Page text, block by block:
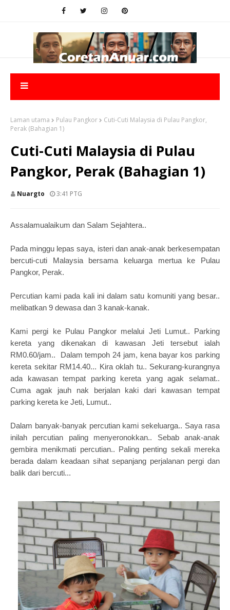
Laman utama Pulau Pangkor
Cuti-Cuti Malaysia di Pulau Pangkor,
Perak (Bahagian 1)
Cuti-Cuti Malaysia di Pulau
Pangkor, Perak (Bahagian 1)
Nuargto 3:41 PTG
Assalamualaikum dan Salam Sejahtera..
Pada minggu lepas saya, isteri dan anak-anak berkesempatan
bercuti-cuti Malaysia bersama keluarga mertua ke Pulau
Pangkor, Perak.
Percutian kami pada kali ini dalam satu komuniti yang besar..
melibatkan 9 dewasa dan 3 kanak-kanak.
Kami pergi ke Pulau Pangkor melalui Jeti Lumut.. Parking
kereta yang dikenakan di kawasan Jeti tersebut ialah
RM0.60/jam.. Dalam tempoh 24 jam, kena bayar kos parking
kereta sekitar RM14.40... Kira oklah tu.. Sekurang-kurangnya
ada kawasan tempat parking kereta yang agak selamat..
Cuma agak jauh nak berjalan kaki dari kawasan tempat
parking kereta ke Jeti, Lumut..
Dalam banyak-banyak percutian kami sekeluarga.. Saya rasa
inilah percutian paling menyeronokkan.. Sebab anak-anak
gembira menikmati percutian.. Paling penting sekali mereka
berada dalam keadaan sihat sepanjang perjalanan pergi dan
balik dari bercuti...